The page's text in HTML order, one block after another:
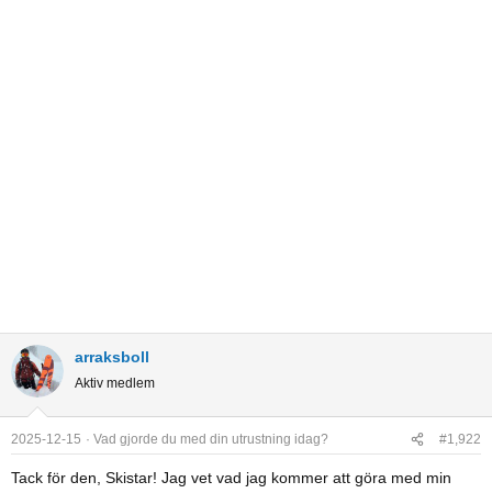
arraksboll
Aktiv medlem
2025-12-15 Vad gjorde du med din utrustning idag? #1,922
Tack för den, Skistar! Jag vet vad jag kommer att göra med min